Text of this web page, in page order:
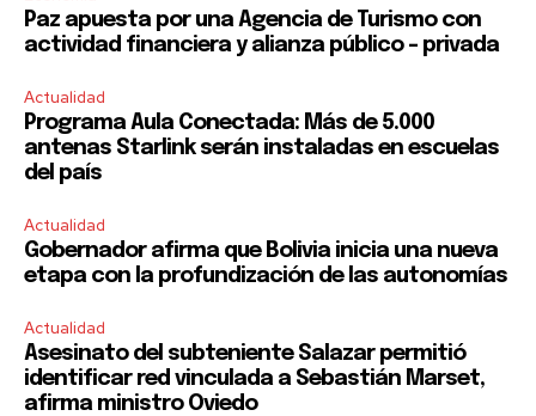
Paz apuesta por una Agencia de Turismo con
actividad financiera y alianza público – privada
Actualidad
Programa Aula Conectada: Más de 5.000
antenas Starlink serán instaladas en escuelas
del país
Actualidad
Gobernador afirma que Bolivia inicia una nueva
etapa con la profundización de las autonomías
Actualidad
Asesinato del subteniente Salazar permitió
identificar red vinculada a Sebastián Marset,
afirma ministro Oviedo